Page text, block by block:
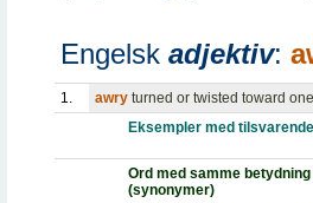
Engelsk adjektiv:
1. awry turned or twisted toward
Eksempler med
Ord med samme betydning
(synonymer)